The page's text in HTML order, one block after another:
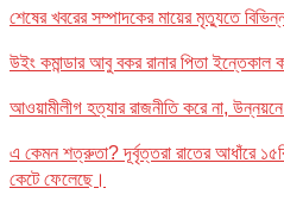
শেষের খবরের সম্পাদকের মায়ের মৃত্যুতে
উইং কমান্ডার আবু বকর রানার পিতা ইন্তেকাল
আওয়ামীলীগ হত্যার রাজনীতি করে না, উন্নয়নে
এ কেমন শত্রুতা? দূর্বৃত্তরা রাতের আধাঁরে
কেটে ফেলেছে।